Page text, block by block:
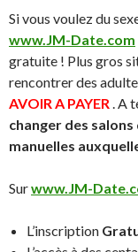
Si vous voulez du
www.JM-Date.com
gratuite ! Plus gros
rencontrer des
AVOIR A PAYER. A
changer des
manuelles
Surwww.JM-
L’inscription